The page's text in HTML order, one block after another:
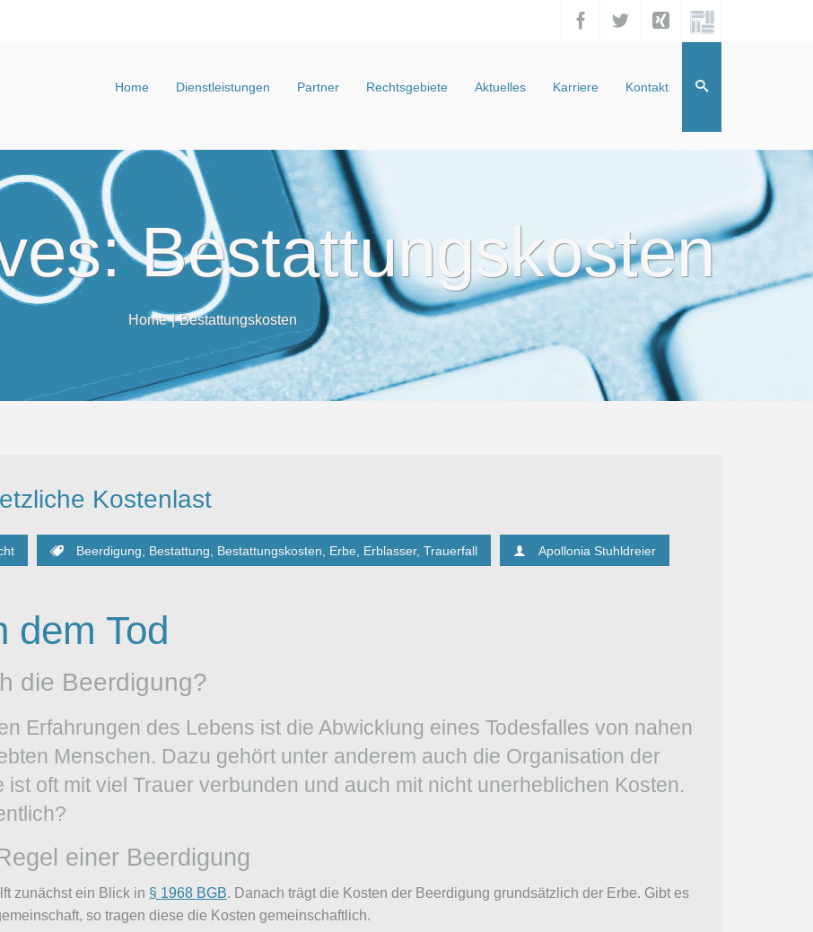
Home Dienstleistungen Partner Rechtsgebiete Aktuelles Karriere Kontakt
Bestattungskosten
Home | Bestattungskosten
Kostenlast
Beerdigung Bestattung Bestattungskosten Erbe Erblasser, Trauerfall Apollonia Stuhldreier
dem Tod
die Beerdigung?
Erfahrungen des Lebens ist die Abwicklung eines Todesfalles von nahen
Menschen. Dazu gehört unter anderem auch die Organisation der
ist oft mit viel Trauer verbunden und auch mit nicht unerheblichen Kosten.
einer Beerdigung
zunächst ein Blick in § 1968 BGB. Danach trägt die Kosten der Beerdigung grundsätzlich der Erbe. Gibt es
so tragen diese die Kosten gemeinschaftlich.